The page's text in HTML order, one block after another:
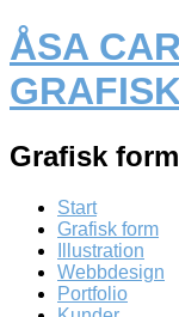
ÅSA
Grafisk
Start
Grafisk form
Illustration
Webbdesign
Portfolio